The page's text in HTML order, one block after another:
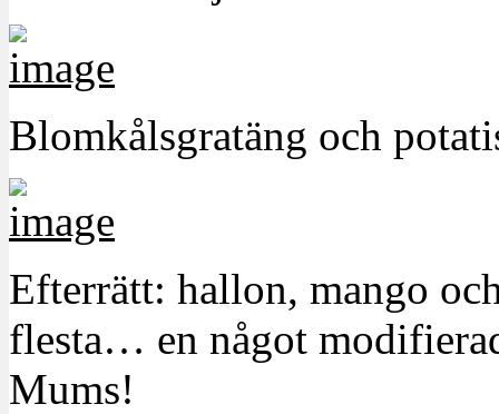
Blomkålsgratäng och
Efterrätt: hallon, mango
flesta… en något
Mums!